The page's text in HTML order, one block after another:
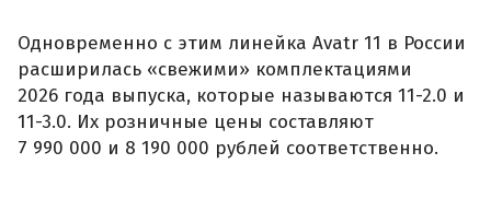
Одновременно с этим линейка Avatr 11 в России
расширилась «свежими» комплектациями
2026 года выпуска, которые называются 11-2.0 и
11-3.0. Их розничные цены составляют
7 990 000 и 8 190 000 рублей соответственно.